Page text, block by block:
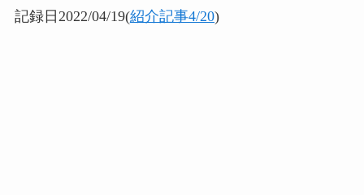
記録日2022/04/19(紹介記事4/20)